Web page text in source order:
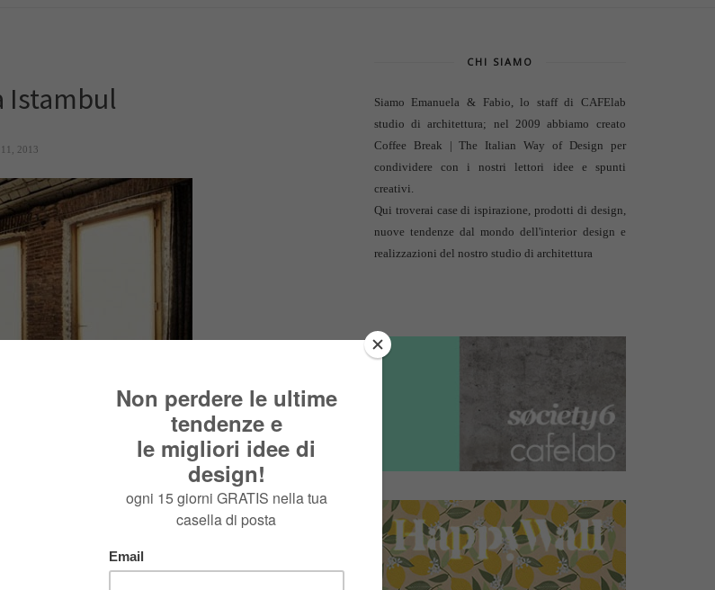
Istambul
2013
dislocati su quattro piani di un edificio storico del 19°
CHI SIAMO
Siamo Emanuela & Fabio, lo staff di CAFElab
studio di architettura; nel 2009 abbiamo creato
Coffee Break | The Italian Way of Design per
condividere con i nostri lettori idee e spunti
creativi.
Qui troverai case di ispirazione, prodotti di design,
nuove tendenze dal mondo dell'interior design e
realizzazioni del nostro studio di architettura